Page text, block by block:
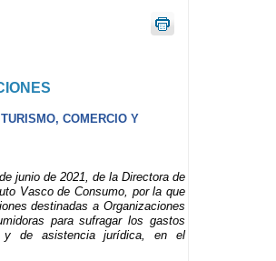
COMERCIO Y
junio de 2021, de la Directora de
Vasco de Consumo, por la que
destinadas a Organizaciones
para sufragar los gastos
y de asistencia jurídica, en el